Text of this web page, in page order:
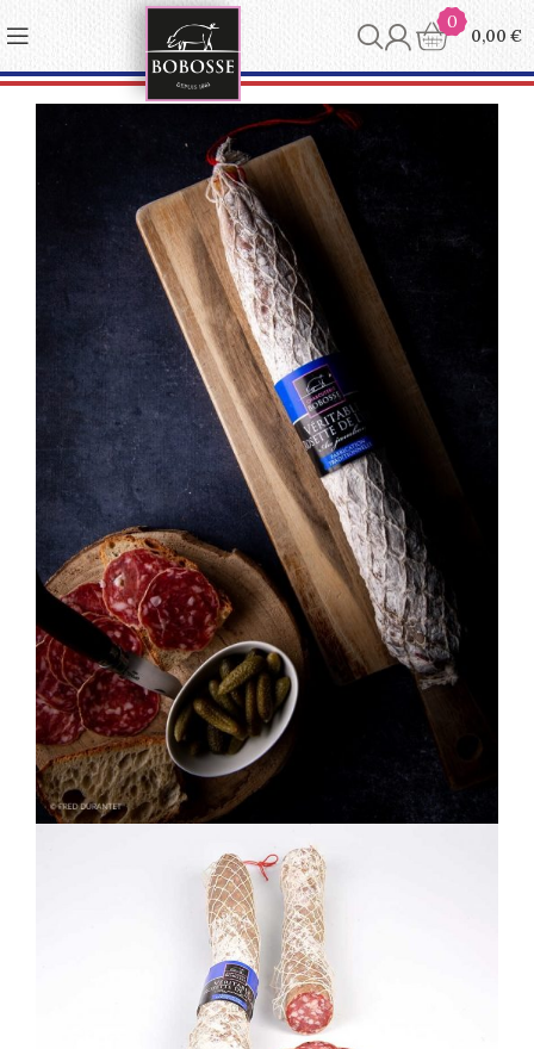
0
0,00 €
Panneau de gestion des cookies